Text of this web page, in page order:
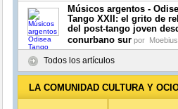
Músicos argentos -
Tango XXII: el grito de
del post-tango joven
conurbano sur por Moebius
Todos los artículos
LA COMUNIDAD CULTURA Y